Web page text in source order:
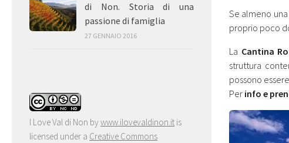
Se almeno
proprio poco
La Cantina
struttura
possono
Per info e
di Non. Storia di una
passione di famiglia
27 GENNAIO 2016
I Love Val di Non bywww.ilovevaldinon.it is
licensed under a Creative Commons